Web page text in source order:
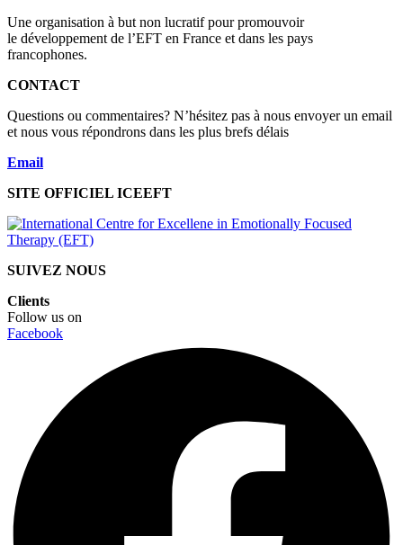
Une organisation à but non lucratif pour promouvoir
le développement de l’EFT en France et dans les pays
francophones.
CONTACT
Questions ou commentaires? N’hésitez pas à nous envoyer un email
et nous vous répondrons dans les plus brefs délais
Email
SITE OFFICIEL ICEEFT
SUIVEZ NOUS
Clients
Follow us on
Facebook